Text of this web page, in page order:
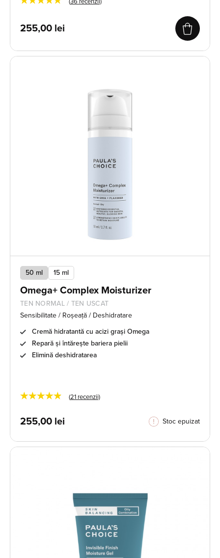
255,00 lei
50 ml 15 ml
Omega+ Complex Moisturizer
TEN NORMAL / TEN USCAT
Sensibilitate / Roșeață / Deshidratare
Cremă hidratantă cu acizi grași Omega
Repară și întărește bariera pielii
Elimină deshidratarea
★★★★★ (21 recenzii)
255,00 lei Stoc epuizat